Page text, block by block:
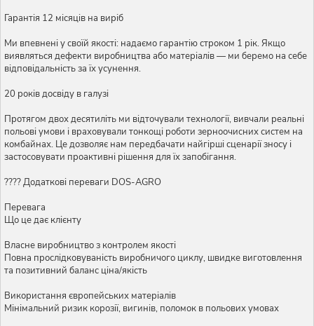
Гарантія 12 місяців на виріб
Ми впевнені у своїй якості: надаємо гарантію строком 1 рік. Якщо
виявляться дефекти виробництва або матеріалів — ми беремо на себе
відповідальність за їх усунення.
20 років досвіду в галузі
Протягом двох десятиліть ми відточували технології, вивчали реальні
польові умови і враховували тонкощі роботи зерноочисних систем на
комбайнах. Це дозволяє нам передбачати найгірші сценарії зносу і
застосовувати проактивні рішення для їх запобігання.
???? Додаткові переваги DOS-AGRO
Перевага
Що це дає клієнту
Власне виробництво з контролем якості
Повна прослідковуваність виробничого циклу, швидке виготовлення
та позитивний баланс ціна/якість
Використання європейських матеріалів
Мінімальний ризик корозії, вигинів, поломок в польових умовах